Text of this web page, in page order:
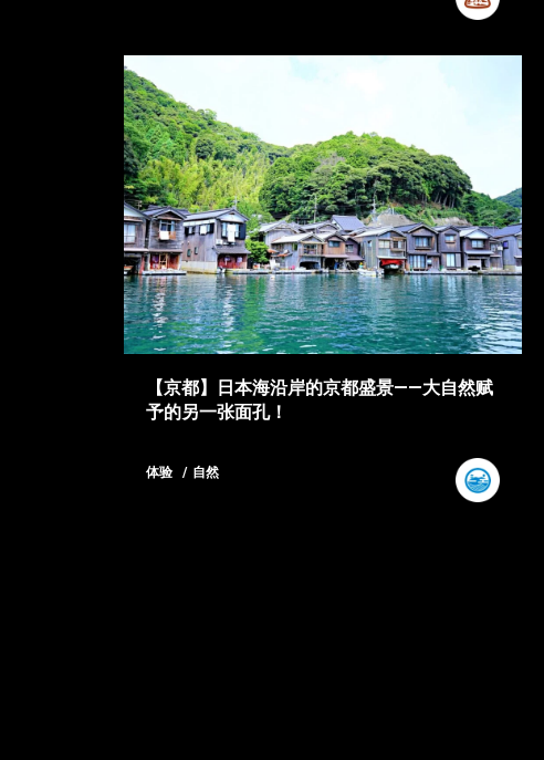
【京都】日本海沿岸的京都盛景——大自然赋
予的另一张面孔！
体验 自然